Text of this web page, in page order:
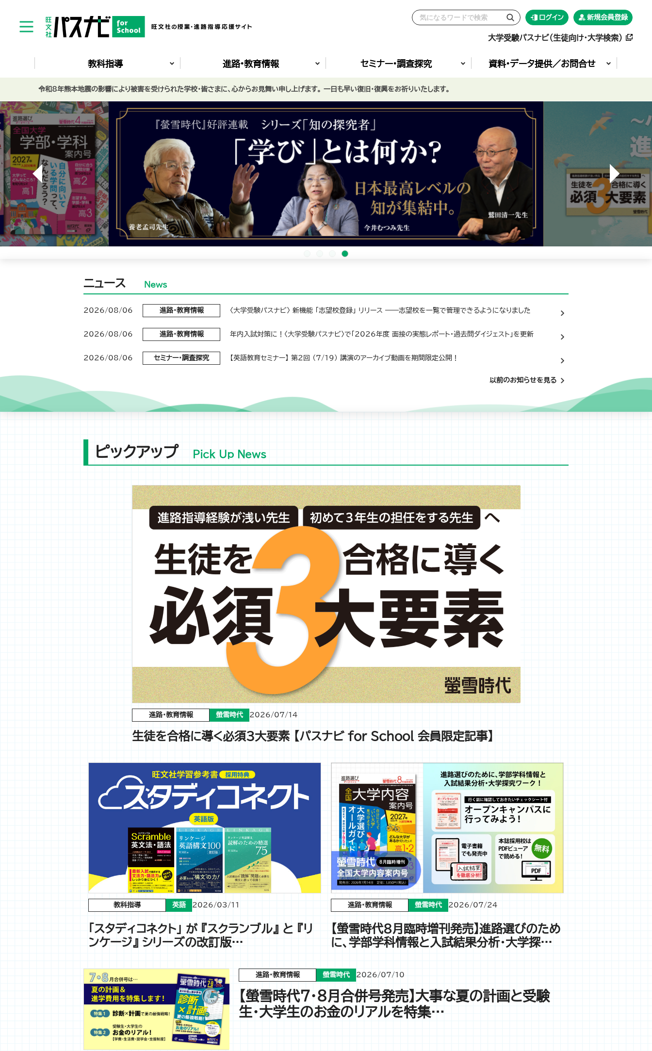
ログイン 新規会員登録
大学受験パスナビ（生徒向け・大学検索）
教科指導 進路•教育情報 セミナー•調査探究 資料•データ提供／お問合せ
ニュース News
2026/08/06 進路・教育情報 〈大学受験パスナビ〉 新機能 「志望校登録」 リリース ――志望校を一覧で管理できるようになりました
2026/08/06 進路・教育情報 年内入試対策に！〈大学受験パスナビ〉で「2026年度 面接の実態レポート・過去問ダイジェスト」を更新
2026/08/06 セミナー・調査探究 【英語教育セミナー】 第2回 （7/19） 講演のアーカイブ動画を期間限定公開！
以前のお知らせを見る
ピックアップ Pick Up News
進路・教育情報 螢雪時代 2026/07/14
生徒を合格に導く必須3大要素 【パスナビ for School 会員限定記事】
教科指導 英語 2026/03/11
「スタディコネクト」 が 『スクランブル』 と 『リ
ンケージ』 シリーズの改訂版…
進路・教育情報 螢雪時代 2026/07/24
【螢雪時代8月臨時増刊発売】進路選びのため
に、学部学科情報と入試結果分析・大学探…
進路・教育情報 螢雪時代 2026/07/10
【螢雪時代７・８月合併号発売】大事な夏の計画と受験
生・大学生のお金のリアルを特集…
令和8年熊本地震の影響により被害を受けられた学校・皆さまに、心からお見舞い申し上げます。 一日も早い復旧・復興をお祈りいたします。